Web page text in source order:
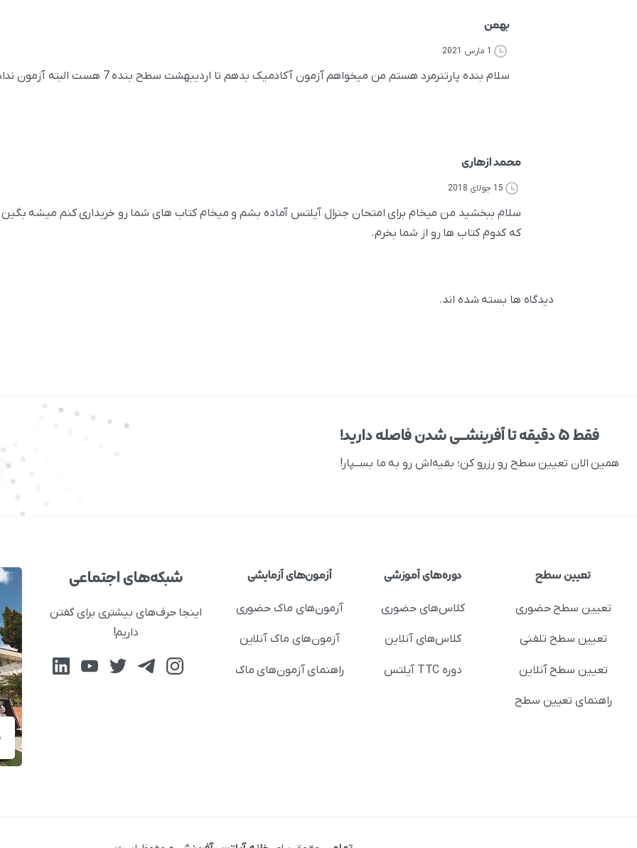
بهمن
1 مارس 2021
سلام بنده پارتنرمرد هستم من میخواهم آزمون آکادمیک بدهم تا اردیبهشت سطح بنده 7 هست البته آزمون ندادم
محمد ازهاری
15 جولای 2018
سلام ببخشید من میخام برای امتحان جنرال آیلتس آماده بشم و میخام کتاب های شما رو خریداری کنم میشه بگین
که کدوم کتاب ها رو از شما بخرم.
دیدگاه ها بسته شده اند.
فقط ۵ دقیقه تا آفرینشــی شدن فاصله دارید!
همین الان تعیین سطح رو رزرو کن؛ بقیه‌اش رو به ما بســپار!
تعیین سطح
تعیین سطح حضوری
تعیین سطح تلفنی
تعیین سطح آنلاین
راهنمای تعیین سطح
دوره‌های آموزشی
کلاس‌های حضوری
کلاس‌های آنلاین
دوره TTC آیلتس
آزمون‌های آزمایشی
آزمون‌های ماک حضوری
آزمون‌های ماک آنلاین
راهنمای آزمون‌های ماک
شبکه‌های اجتماعی
اینجا حرف‌های بیشتری برای گفتن
داریم!